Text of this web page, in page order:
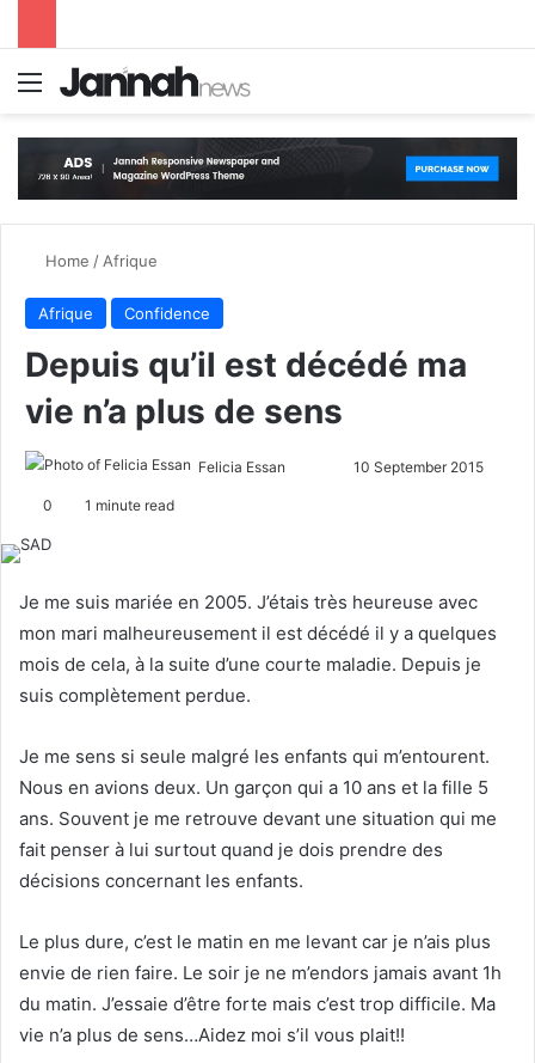
Menu
Home / Afrique
Afrique Confidence
Depuis qu’il est décédé ma
vie n’a plus de sens
Felicia Essan
w
o
n
n
e
m
l
10 September 2015
0 1 minute read
Je me suis mariée en 2005. J’étais très heureuse avec
mon mari malheureusement il est décédé il y a quelques
mois de cela, à la suite d’une courte maladie. Depuis je
suis complètement perdue.
Je me sens si seule malgré les enfants qui m’entourent.
Nous en avions deux. Un garçon qui a 10 ans et la fille 5
ans. Souvent je me retrouve devant une situation qui me
fait penser à lui surtout quand je dois prendre des
décisions concernant les enfants.
Le plus dure, c’est le matin en me levant car je n’ais plus
envie de rien faire. Le soir je ne m’endors jamais avant 1h
du matin. J’essaie d’être forte mais c’est trop difficile. Ma
vie n’a plus de sens…Aidez moi s’il vous plait!!